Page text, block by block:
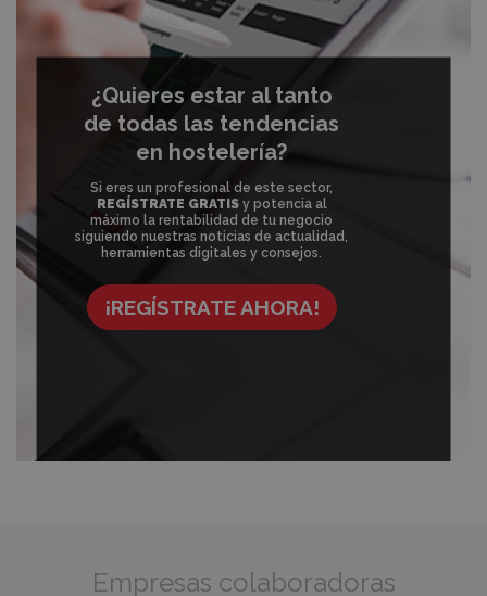
¿Quieres estar al tanto
de todas las tendencias
en hostelería?
Si eres un profesional de este sector,
REGÍSTRATE GRATISy potencia al
máximo la rentabilidad de tu negocio
siguiendo nuestras noticias de actualidad,
herramientas digitales y consejos.
¡REGÍSTRATE AHORA!
Empresas colaboradoras